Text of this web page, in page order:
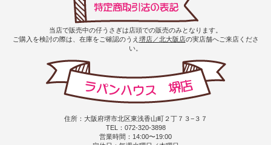
当店で販売中の仔うさぎは店頭での販売のみとなります。
ご購入を検討の際は、在庫をご確認のうえ 堺店／北大阪店の実店舗へご来店くださ
い。
住所：大阪府堺市北区東浅香山町２丁７３−３７
TEL：072-320-3898
営業時間：14:00〜19:00